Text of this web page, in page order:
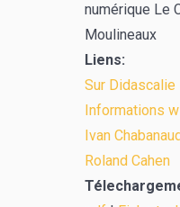
numérique Le
Moulineaux
Liens:
Sur Didascalie
Informations
Ivan
Roland Cahen